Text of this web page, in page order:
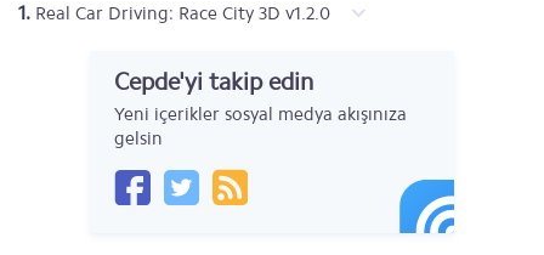
1. Real Car Driving: Race City 3D v1.2.0
Cepde'yi takip edin
Yeni içerikler sosyal medya akışınıza
gelsin